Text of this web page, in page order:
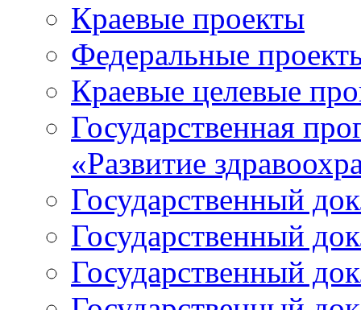
Краевые проекты
Федеральные
Краевые целевые
Государственная
«Развитие
Государственный
Государственный
Государственный